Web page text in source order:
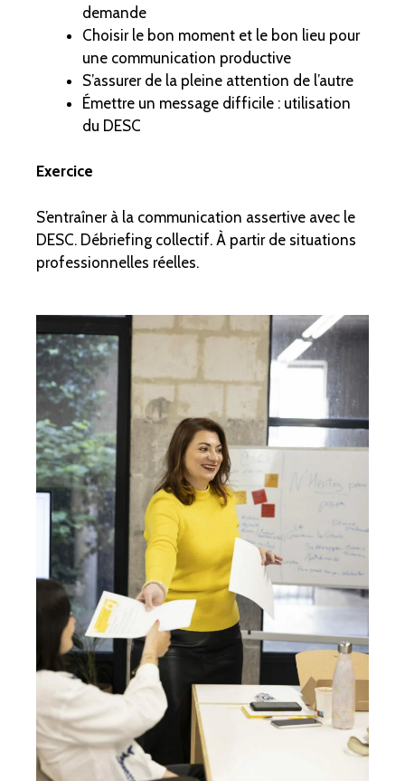
demande
Choisir le bon moment et le bon lieu pour
une communication productive
S’assurer de la pleine attention de l’autre
Émettre un message difficile : utilisation
du DESC
Exercice
S’entraîner à la communication assertive avec le
DESC. Débriefing collectif. À partir de situations
professionnelles réelles.